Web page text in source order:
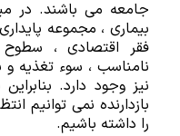
جامعه می باشند. در
بیماری ، مجموعه
فقر اقتصادی ،
نامناسب ، سوء تغذیه
نیز وجود دارد.
بازدارنده نمی توانیم
را داشته باشیم.